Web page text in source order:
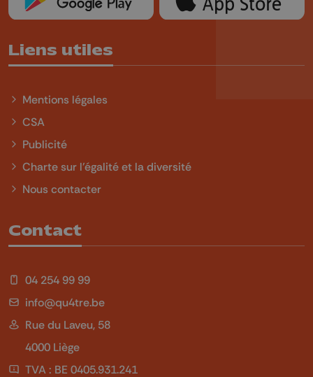
Liens utiles
Mentions légales
CSA
Publicité
Charte sur l'égalité et la diversité
Nous contacter
Contact
04 254 99 99
info@qu4tre.be
Rue du Laveu, 58
4000 Liège
TVA : BE 0405.931.241